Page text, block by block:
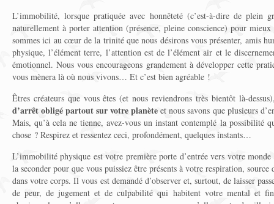
L’immobilité, lorsque pratiquée avec honnêteté (c’est-à-dire de plein
naturellement à porter attention (présence, pleine conscience) pour
sommes ici au cœur de la trinité que nous désirons vous présenter, amis
physique, l’élément terre, l’attention est de l’élément air et le
émotionnel. Nous vous encourageons grandement à développer cette
vous mènera là où nous vivons… Et c’est bien agréable !
Êtres créateurs que vous êtes (et nous reviendrons très bientôt là-
d’arrêt obligé partout sur votre planète et nous savons que plusieurs
Mais, qu’à cela ne tienne, avez-vous un instant contemplé la possibilité
chose ? Respirez et ressentez ceci, profondément, quelques instants…
L’immobilité physique est votre première porte d’entrée vers votre
la seconder pour que vous puissiez être présents à votre respiration,
dans votre corps. Il vous est demandé d’observer et, surtout, de laisser
de peur, de jugement et de culpabilité qui habitent votre mental et